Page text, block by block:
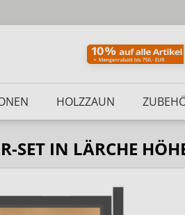
HOLZZAUN
SET IN LÄRCHE